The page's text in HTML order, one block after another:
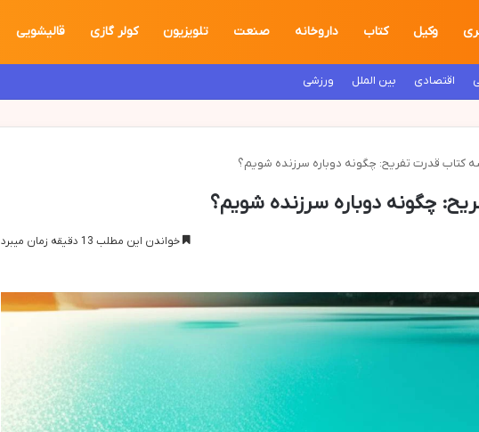
وکیل کتاب داروخانه صنعت تلویزیون کولر گازی قالیشویی
اقتصادی بین الملل ورزشی
کتاب قدرت تفریح: چگونه دوباره سرزنده شویم؟
چگونه دوباره سرزنده شویم؟
خواندن این مطلب 13 دقیقه زمان میبرد